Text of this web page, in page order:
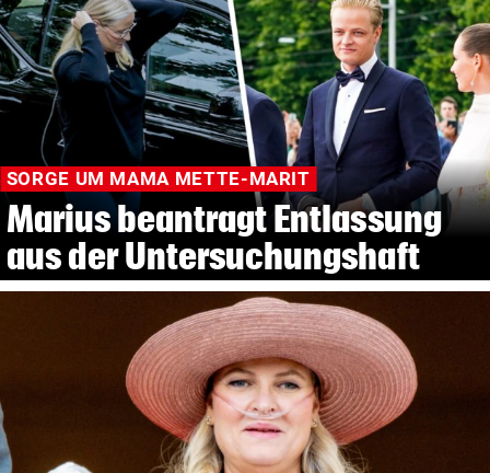
SORGE UM MAMA METTE-MARIT
Marius beantragt Entlassung
aus der Untersuchungshaft